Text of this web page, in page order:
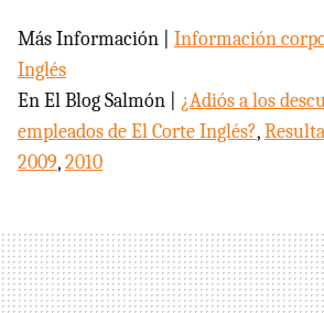
Más Información | Información
Inglés
En El Blog Salmón | ¿Adiós a los
empleados de El Corte Inglés?,
2009,2010